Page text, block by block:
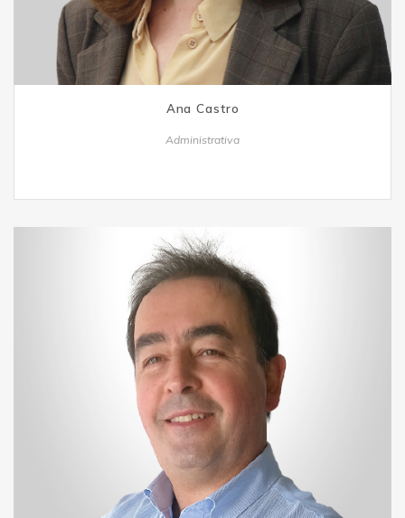
Ana Castro
Administrativa